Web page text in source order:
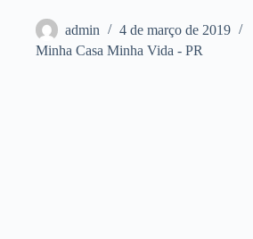
admin
4 de março de 2019
Minha Casa Minha Vida - PR